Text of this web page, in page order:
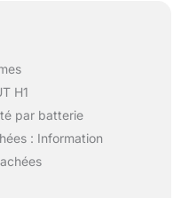
H1
par batterie
: Information